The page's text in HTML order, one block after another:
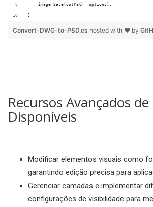
    image.Save(outPath, options);
}
Convert-DWG-to-PSD.cs hosted with ❤ by
Recursos Avançados de
Disponíveis
Modificar elementos visuais como
garantindo edição precisa para
Gerenciar camadas e implementar
configurações de visibilidade para